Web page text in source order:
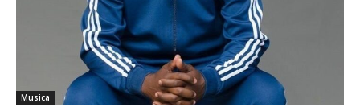
Musica